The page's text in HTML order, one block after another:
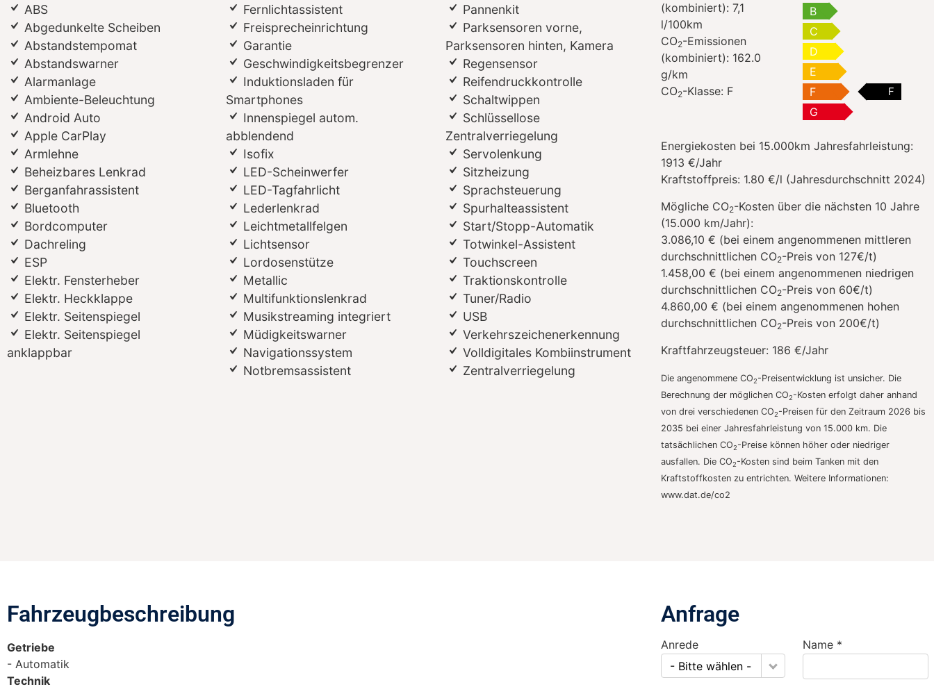
ABS
Abgedunkelte Scheiben
Abstandstempomat
Abstandswarner
Alarmanlage
Ambiente-Beleuchtung
Android Auto
Apple CarPlay
Armlehne
Beheizbares Lenkrad
Berganfahrassistent
Bluetooth
Bordcomputer
Dachreling
ESP
Elektr. Fensterheber
Elektr. Heckklappe
Elektr. Seitenspiegel
Elektr. Seitenspiegel
anklappbar
Fernlichtassistent
Freisprecheinrichtung
Garantie
Geschwindigkeitsbegrenzer
Induktionsladen für
Smartphones
Innenspiegel autom.
abblendend
Isofix
LED-Scheinwerfer
LED-Tagfahrlicht
Lederlenkrad
Leichtmetallfelgen
Lichtsensor
Lordosenstütze
Metallic
Multifunktionslenkrad
Musikstreaming integriert
Müdigkeitswarner
Navigationssystem
Notbremsassistent
Pannenkit
Parksensoren vorne,
Parksensoren hinten, Kamera
Regensensor
Reifendruckkontrolle
Schaltwippen
Schlüssellose
Zentralverriegelung
Servolenkung
Sitzheizung
Sprachsteuerung
Spurhalteassistent
Start/Stopp-Automatik
Totwinkel-Assistent
Touchscreen
Traktionskontrolle
Tuner/Radio
USB
Verkehrszeichenerkennung
Volldigitales Kombiinstrument
Zentralverriegelung
(kombiniert): 7,1
l/100km
CO2-Emissionen
(kombiniert): 162.0
g/km
CO2-Klasse: F
B
C
D
E
F
F
G
Energiekosten bei 15.000km Jahresfahrleistung:
1913 €/Jahr
Kraftstoffpreis: 1.80 €/l (Jahresdurchschnitt 2024)
Mögliche CO2-Kosten über die nächsten 10 Jahre
(15.000 km/Jahr):
3.086,10 € (bei einem angenommenen mittleren
durchschnittlichen CO2-Preis von 127€/t)
1.458,00 € (bei einem angenommenen niedrigen
durchschnittlichen CO2-Preis von 60€/t)
4.860,00 € (bei einem angenommenen hohen
durchschnittlichen CO2-Preis von 200€/t)
Kraftfahrzeugsteuer: 186 €/Jahr
Die angenommene CO2-Preisentwicklung ist unsicher. Die
Berechnung der möglichen CO2-Kosten erfolgt daher anhand
von drei verschiedenen CO2-Preisen für den Zeitraum 2026 bis
2035 bei einer Jahresfahrleistung von 15.000 km. Die
tatsächlichen CO2-Preise können höher oder niedriger
ausfallen. Die CO2-Kosten sind beim Tanken mit den
Kraftstoffkosten zu entrichten. Weitere Informationen:
www.dat.de/co2
Fahrzeugbeschreibung​
Getriebe
Automatik
Technik
Anfrage
Anrede
- Bitte wählen -
Name *